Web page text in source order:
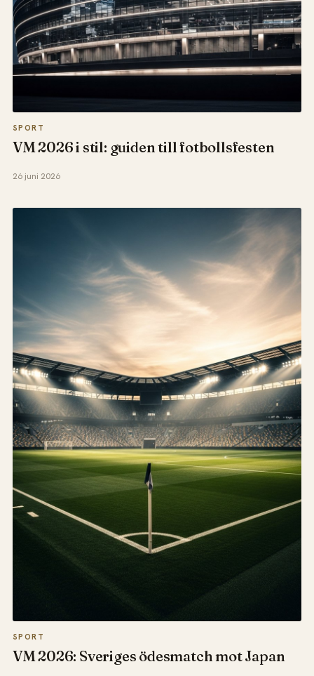
SPORT
VM 2026 i stil: guiden till fotbollsfesten
26 juni 2026
SPORT
VM 2026: Sveriges ödesmatch mot Japan